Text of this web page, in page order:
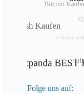
Folge uns auf: